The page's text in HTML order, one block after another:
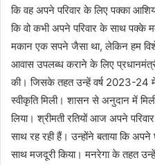
कि वह अपने परिवार के लिए पक्का
कि वो कभी अपने परिवार के साथ पक्के
मकान एक सपने जैसा था, लेकिन हम
आवास उपलब्ध कराने के लिए
की। जिसके तहत उन्हें वर्ष 2023-24
स्वीकृति मिली। शासन से अनुदान में
लिया। श्रीमती रतियों आज अपने
साथ रह रही हैं। उन्होंने बताया कि
साथ मजदूरी किया। मनरेगा के तहत उन्हें